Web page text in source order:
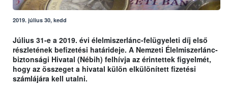
2019. július 30, kedd
Július 31-e a 2019. évi élelmiszerlánc-felügyeleti díj első
részletének befizetési határideje. A Nemzeti Élelmiszerlánc-
biztonsági Hivatal (Nébih) felhívja az érintettek figyelmét,
hogy az összeget a hivatal külön elkülönített fizetési
számlájára kell utalni.